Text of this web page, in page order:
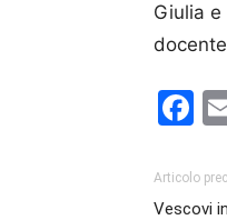
Giulia e
Articolo
Vescovi